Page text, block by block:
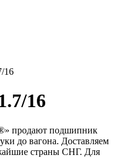
16
16
продают подшипник
до вагона. Доставляем
страны СНГ. Для